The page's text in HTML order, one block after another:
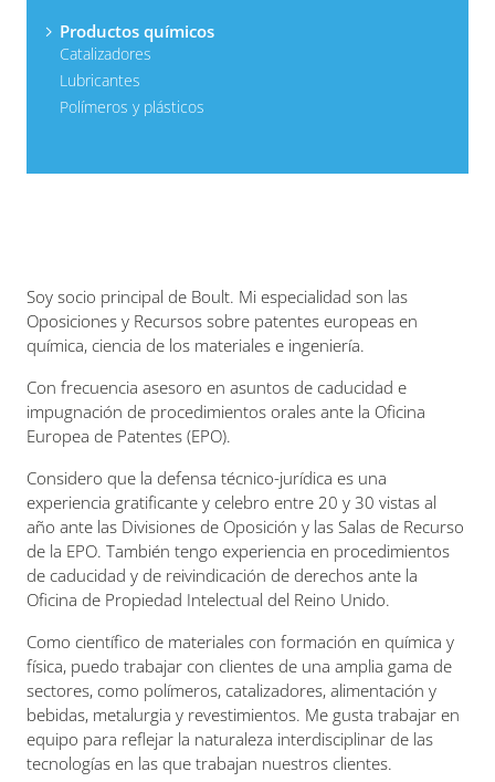
Productos químicos
Catalizadores
Lubricantes
Polímeros y plásticos
Soy socio principal de Boult. Mi especialidad son las
Oposiciones y Recursos sobre patentes europeas en
química, ciencia de los materiales e ingeniería.
Con frecuencia asesoro en asuntos de caducidad e
impugnación de procedimientos orales ante la Oficina
Europea de Patentes (EPO).
Considero que la defensa técnico-jurídica es una
experiencia gratificante y celebro entre 20 y 30 vistas al
año ante las Divisiones de Oposición y las Salas de Recurso
de la EPO. También tengo experiencia en procedimientos
de caducidad y de reivindicación de derechos ante la
Oficina de Propiedad Intelectual del Reino Unido.
Como científico de materiales con formación en química y
física, puedo trabajar con clientes de una amplia gama de
sectores, como polímeros, catalizadores, alimentación y
bebidas, metalurgia y revestimientos. Me gusta trabajar en
equipo para reflejar la naturaleza interdisciplinar de las
tecnologías en las que trabajan nuestros clientes.